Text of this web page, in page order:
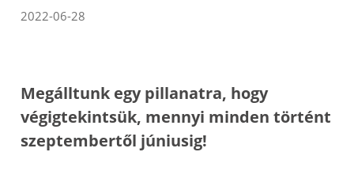
2022-06-28
Megálltunk egy pillanatra, hogy
végigtekintsük, mennyi minden történt
szeptembertől júniusig!